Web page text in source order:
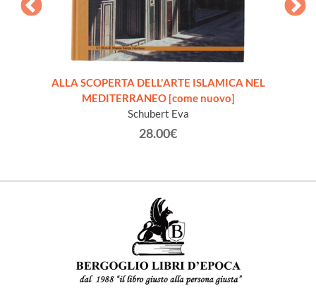
ALLA SCOPERTA DELL'ARTE ISLAMICA NEL
MEDITERRANEO [come nuovo]
Schubert Eva
28.00€